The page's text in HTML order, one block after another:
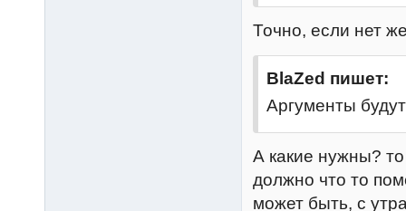
string.format(
",
_invalid
tostring
Точно, если нет
BlaZed пишет:
Аргументы
А какие нужны?
должно что то
может быть, с